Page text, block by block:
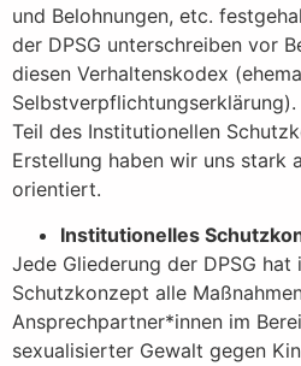
und Belohnungen, etc.
der DPSG unterschreiben vor
diesen Verhaltenskodex
Teil des Institutionellen
Erstellung haben wir uns stark
orientiert.
Institutionelles
Jede Gliederung der DPSG
Schutzkonzept alle
Ansprechpartner*innen im
sexualisierter Gewalt gegen